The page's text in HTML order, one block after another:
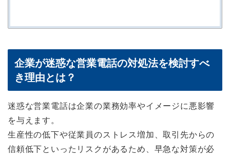
企業が迷惑な営業電話の対処法を検討すべ
き理由とは？
迷惑な営業電話は企業の業務効率やイメージに悪影響
を与えます。
生産性の低下や従業員のストレス増加、取引先からの
信頼低下といったリスクがあるため、早急な対策が必